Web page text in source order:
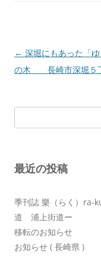
投
稿
ョ
← 深堀にもあった「ゆ
の木 長崎市深堀５
索:
最近の投稿
季刊誌 樂（らく）
道 浦上街道ー
移転のお知らせ
お知らせ ( 長崎県 )